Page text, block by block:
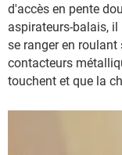
d'accès en pente
aspirateurs-balais,
se ranger en
contacteurs
touchent et que la